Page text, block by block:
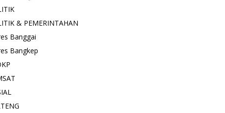
& PEMERINTAHAN
Banggai
Bangkep